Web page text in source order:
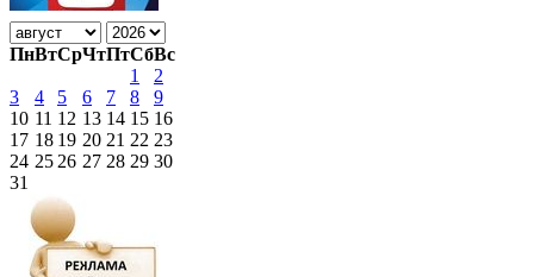
ПнВтСрЧтПтСбВс
1
2
3
4 5 6 7 8
9
10 11 12 13 14 15 16
17 18 19 20 21 22 23
24 25 26 27 28 29 30
31